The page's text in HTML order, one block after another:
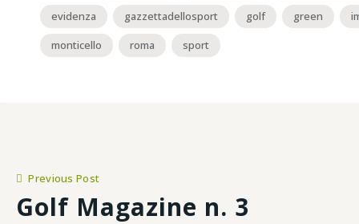
evidenza
gazzettadellosport golf green
monticello
roma sport
Previous Post
Golf Magazine n. 3